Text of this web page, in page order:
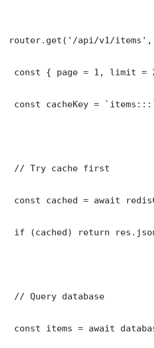
router.get('/api/v1/
const { page = 1, limit =
const cacheKey =
// Try cache first
const cached = await
if (cached) return
// Query database
const items = await